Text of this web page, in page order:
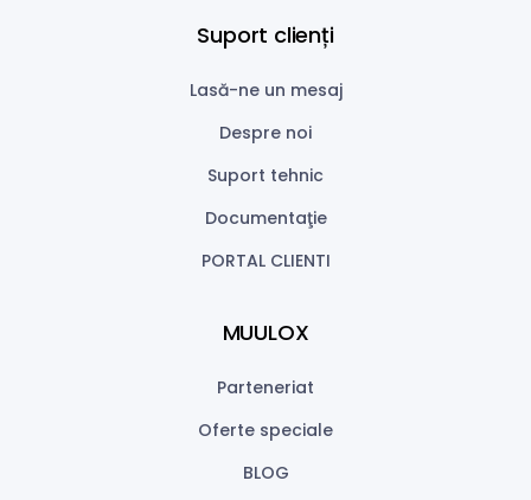
Suport clienți
Lasă-ne un mesaj
Despre noi
Suport tehnic
Documentaţie
PORTAL CLIENTI
MUULOX
Parteneriat
Oferte speciale
BLOG